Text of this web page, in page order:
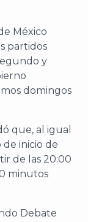
México
partidos
y
domingos
que, al igual
inicio de
de las 20:00
minutos
Debate